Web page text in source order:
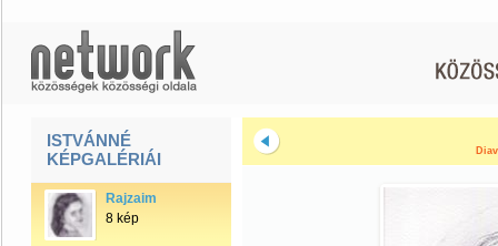
ISTVÁNNÉ
KÉPGALÉRIÁI
Rajzaim
8 kép